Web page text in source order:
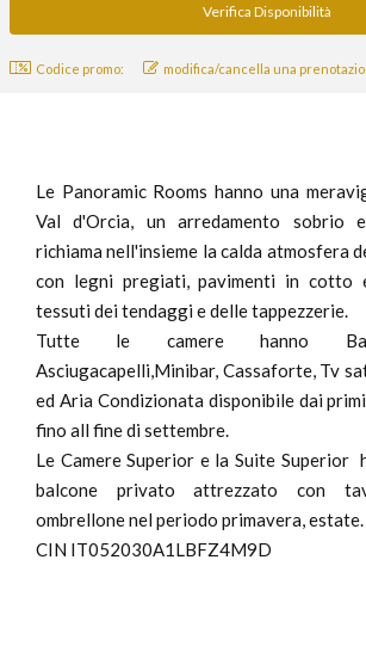
Codice promo: modifica/cancella una
Le Panoramic Rooms hanno una
Val d'Orcia, un arredamento sobrio
richiama nell'insieme la calda atmosfera
con legni pregiati, pavimenti in cotto
tessuti dei tendaggi e delle tappezzerie.
Tutte le camere hanno
Asciugacapelli,Minibar, Cassaforte, Tv
ed Aria Condizionata disponibile dai
fino all fine di settembre.
Le Camere Superior e la Suite Superior
balcone privato attrezzato con
ombrellone nel periodo primavera, estate.
CIN IT052030A1LBFZ4M9D